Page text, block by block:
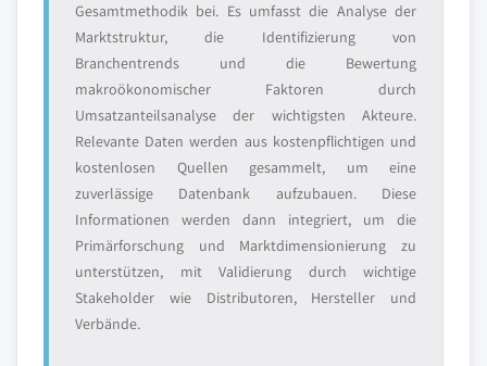
Gesamtmethodik bei. Es umfasst die Analyse der
Marktstruktur, die Identifizierung von
Branchentrends und die Bewertung
makroökonomischer Faktoren durch
Umsatzanteilsanalyse der wichtigsten Akteure.
Relevante Daten werden aus kostenpflichtigen und
kostenlosen Quellen gesammelt, um eine
zuverlässige Datenbank aufzubauen. Diese
Informationen werden dann integriert, um die
Primärforschung und Marktdimensionierung zu
unterstützen, mit Validierung durch wichtige
Stakeholder wie Distributoren, Hersteller und
Verbände.